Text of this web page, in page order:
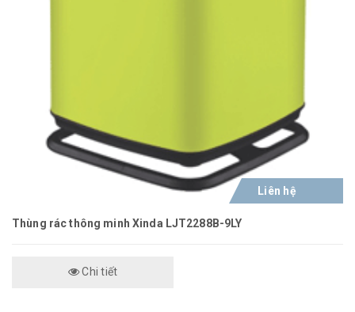
Liên hệ
Thùng rác thông minh Xinda LJT2288B-9LY
Chi tiết